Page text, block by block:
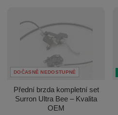
DOČASNĚ NEDOSTUPNÉ
Přední brzda kompletní set
Surron Ultra Bee – Kvalita
OEM